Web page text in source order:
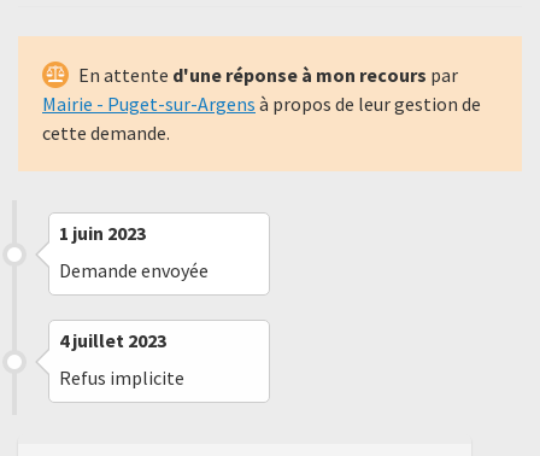
En attente d'une réponse à mon recours par
Mairie - Puget-sur-Argens à propos de leur gestion de
cette demande.
1 juin 2023
Demande envoyée
4 juillet 2023
Refus implicite